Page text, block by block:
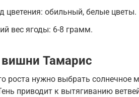
цветения: обильный, белые цветы.
вес ягоды: 6-8 грамм.
Тамарис
роста нужно выбрать солнечное
приводит к вытягиванию